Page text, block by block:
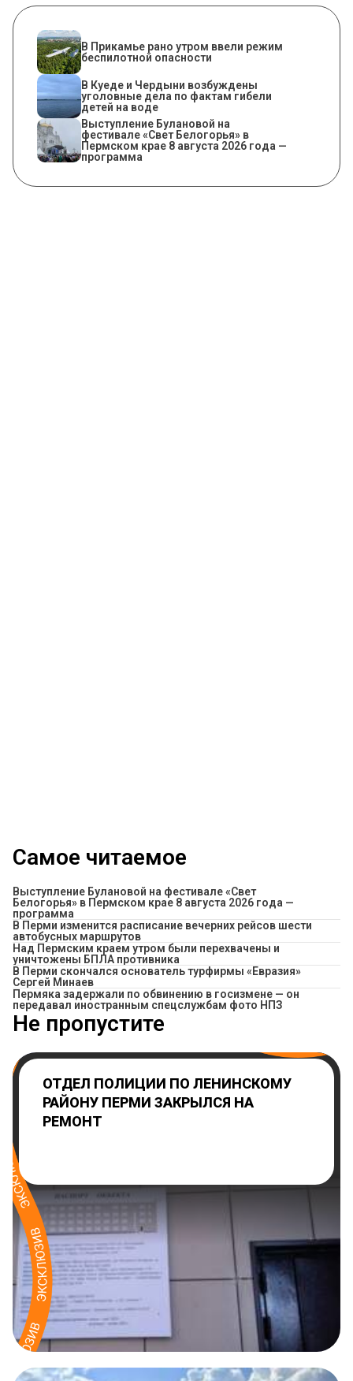
​В Прикамье рано утром ввели режим
беспилотной опасности
В Куеде и Чердыни возбуждены
уголовные дела по фактам гибели
детей на воде
Выступление Булановой на
фестивале «Свет Белогорья» в
Пермском крае 8 августа 2026 года —
программа
Самое читаемое
Выступление Булановой на фестивале «Свет
Белогорья» в Пермском крае 8 августа 2026 года —
программа
​В Перми изменится расписание вечерних рейсов шести
автобусных маршрутов
Над Пермским краем утром были перехвачены и
уничтожены БПЛА противника
В Перми скончался основатель турфирмы «Евразия»
Сергей Минаев
Пермяка задержали по обвинению в госизмене — он
передавал иностранным спецслужбам фото НПЗ
Не пропустите
ОТДЕЛ ПОЛИЦИИ ПО ЛЕНИНСКОМУ
РАЙОНУ ПЕРМИ ЗАКРЫЛСЯ НА
РЕМОНТ